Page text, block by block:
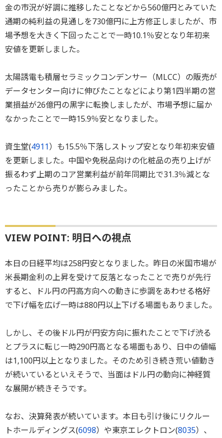
金の市況が好調に推移したことなどから560億円とみていた
通期の純利益の見通しを730億円に上方修正しましたが、市
場予想を大きく下回ったことで一時10.1％安となり年初来
安値を更新しました。
太陽誘電も積層セラミックコンデンサー（MLCC）の販売が
データセンター向けに伸びたことなどにより第1四半期の営
業損益が26億円の黒字に転換しましたが、市場予想に届か
なかったことで一時15.9％安となりました。
資生堂(4911）も15.5％下落しストップ安となり年初来安値
を更新しました。中国や免税品向けの化粧品の売り上げが
振るわず上期のコア営業利益が前年同期比で31.3％減とな
ったことから売りが膨らみました。
VIEW POINT: 明日への視点
本日の日経平均は258円安となりました。昨日の米国市場が
米長期金利の上昇を受けて反落となったことで売りが先行
すると、ドル円の円高方向への動きに歩調をあわせる格好
で下げ幅を広げ一時は880円以上下げる場面もありました。
しかし、その後ドル円が円安方向に振れたことで下げ渋る
とプラスに転じ一時290円高となる場面もあり、日中の値幅
は1,100円以上となりました。そのため引き続き荒い値動き
が続いているといえそうで、当面はドル円の動向に神経質
な展開が続きそうです。
なお、決算発表が続いています。本日も引け後にリクルー
トホールディングス(6098）や東京エレクトロン(8035）、